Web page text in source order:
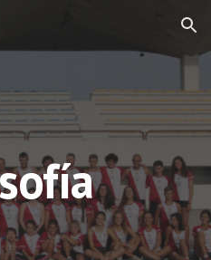
Skip to navigation